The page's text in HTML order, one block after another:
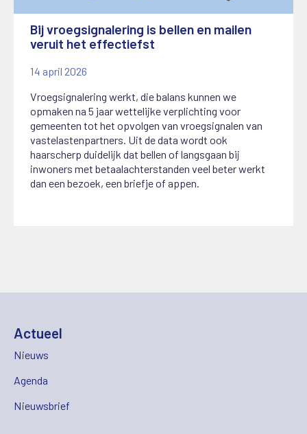
Bij vroegsignalering is bellen en mailen
veruit het effectiefst
14 april 2026
Vroegsignalering werkt, die balans kunnen we
opmaken na 5 jaar wettelijke verplichting voor
gemeenten tot het opvolgen van vroegsignalen van
vastelastenpartners. Uit de data wordt ook
haarscherp duidelijk dat bellen of langsgaan bij
inwoners met betaalachterstanden veel beter werkt
dan een bezoek, een briefje of appen.
Actueel
Nieuws
Agenda
Nieuwsbrief